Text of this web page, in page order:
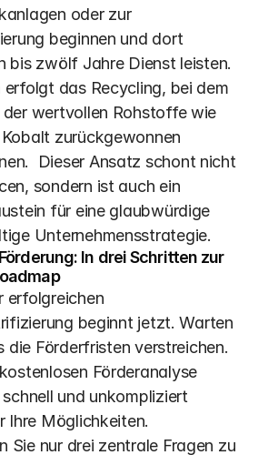
oder zur
beginnen und dort
bis zwölf Jahre Dienst leisten.
erfolgt das Recycling, bei dem
wertvollen Rohstoffe wie
zurückgewonnen
Dieser Ansatz schont nicht
sondern ist auch ein
für eine glaubwürdige
Unternehmensstrategie.
In drei Schritten zur
erfolgreichen
beginnt jetzt. Warten
die Förderfristen verstreichen.
Förderanalyse
und unkompliziert
Ihre Möglichkeiten.
Sie nur drei zentrale Fragen zu